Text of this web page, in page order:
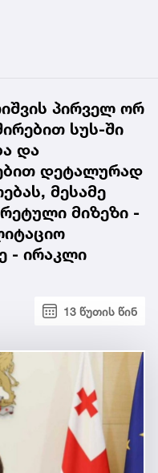
პირველ ორ
სუს-ში
და
დეტალურად
მესამე
მიზეზი -
- ირაკლი
13 წუთის წინ